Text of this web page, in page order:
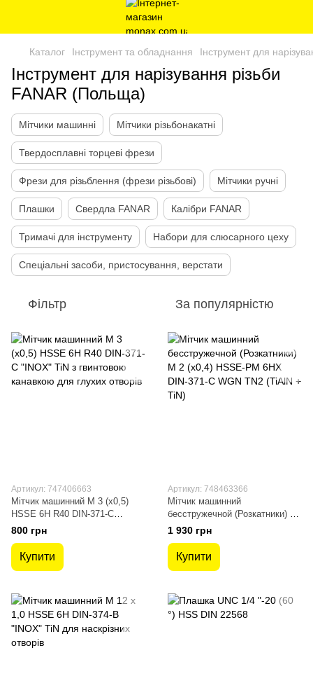
Каталог Інструмент та обладнання Інструмент для
Інструмент для нарізування різьби
FANAR (Польща)
Мітчики машинні Мітчики різьбонакатні
Твердосплавні торцеві фрези
Фрези для різьблення (фрези різьбові) Мітчики ручні
Плашки Свердла FANAR Калібри FANAR
Тримачі для інструменту Набори для слюсарного цеху
Спеціальні засоби, пристосування, верстати
Фільтр За популярністю
Артикул: 747406663
Мітчик машинний М 3 (х0,5)
HSSE 6H R40 DIN-371-C
"INOX" TiN з гвинтовою
канавкою для глухих отворів
800 грн
Купити
Артикул: 748463366
Мітчик машинний
бесстружечной (Розкатники) M
2 (x0,4) HSSE-PM 6HX DIN-371-
C WGN TN2 (TiAlN + TiN)
1 930 грн
Купити